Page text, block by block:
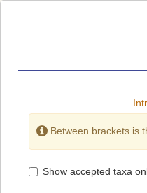
Between brackets is
Show accepted taxa